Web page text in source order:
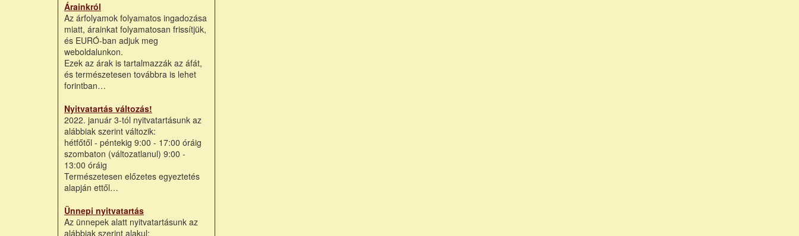
Árainkról
Az árfolyamok folyamatos ingadozása
miatt, árainkat folyamatosan frissítjük,
és EURÓ-ban adjuk meg
weboldalunkon.
Ezek az árak is tartalmazzák az áfát,
és természetesen továbbra is lehet
forintban…
Nyitvatartás változás!
2022. január 3-tól nyitvatartásunk az
alábbiak szerint változik:
hétfőtől - péntekig 9:00 - 17:00 óráig
szombaton (változatlanul) 9:00 -
13:00 óráig
Természetesen előzetes egyeztetés
alapján ettől…
Ünnepi nyitvatartás
Az ünnepek alatt nyitvatartásunk az
alábbiak szerint alakul: